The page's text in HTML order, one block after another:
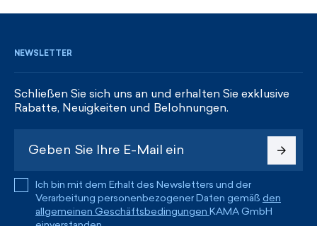
NEWSLETTER
Schließen Sie sich uns an und erhalten Sie exklusive
Rabatte, Neuigkeiten und Belohnungen.
Ich bin mit dem Erhalt des Newsletters und der
Verarbeitung personenbezogener Daten gemäß den
allgemeinen Geschäftsbedingungen KAMA GmbH